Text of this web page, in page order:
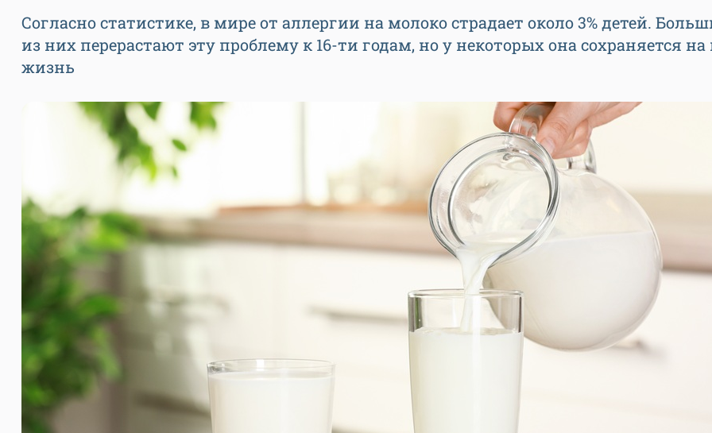
Согласно статистике, в мире от аллергии на молоко страдает около 3% детей.
из них перерастают эту проблему к 16-ти годам, но у некоторых она сохраняется на
жизнь